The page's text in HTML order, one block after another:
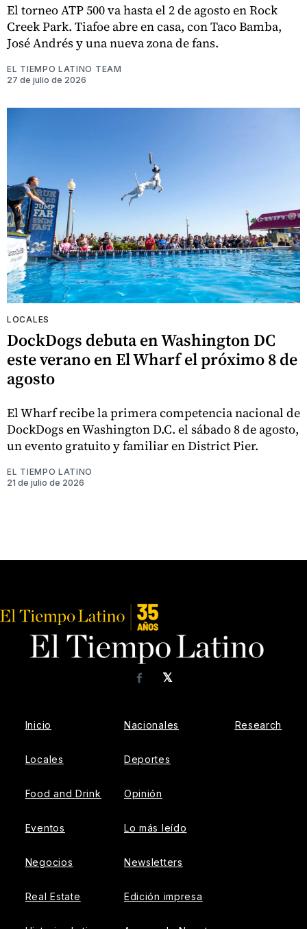
El torneo ATP 500 va hasta el 2 de agosto en Rock
Creek Park. Tiafoe abre en casa, con Taco Bamba,
José Andrés y una nueva zona de fans.
EL TIEMPO LATINO TEAM
27 de julio de 2026
LOCALES
DockDogs debuta en Washington DC
este verano en El Wharf el próximo 8 de
agosto
El Wharf recibe la primera competencia nacional de
DockDogs en Washington D.C. el sábado 8 de agosto,
un evento gratuito y familiar en District Pier.
EL TIEMPO LATINO
21 de julio de 2026
𝕏
Facebook
Inicio
Locales
Food and Drink
Eventos
Negocios
Real Estate
Nacionales
Deportes
Opinión
Lo más leído
Newsletters
Edición impresa
Research